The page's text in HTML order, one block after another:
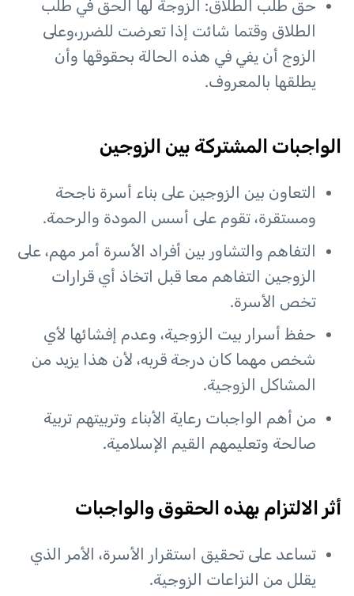
حق طلب الطلاق: الزوجة لها الحق في طلب
الطلاق وقتما شائت إذا تعرضت للضرر،وعلى
الزوج أن يفي في هذه الحالة بحقوقها وأن
يطلقها بالمعروف.
الواجبات المشتركة بين الزوجين
التعاون بين الزوجين على بناء أسرة ناجحة
ومستقرة، تقوم على أسس المودة والرحمة.
التفاهم والتشاور بين أفراد الأسرة أمر مهم، على
الزوجين التفاهم معا قبل اتخاذ أي قرارات
تخص الأسرة.
حفظ أسرار بيت الزوجية، وعدم إفشائها لأي
شخص مهما كان درجة قربه، لأن هذا يزيد من
المشاكل الزوجية.
من أهم الواجبات رعاية الأبناء وتربيتهم تربية
صالحة وتعليمهم القيم الإسلامية.
أثر الالتزام بهذه الحقوق والواجبات
تساعد على تحقيق استقرار الأسرة، الأمر الذي
يقلل من النزاعات الزوجية.